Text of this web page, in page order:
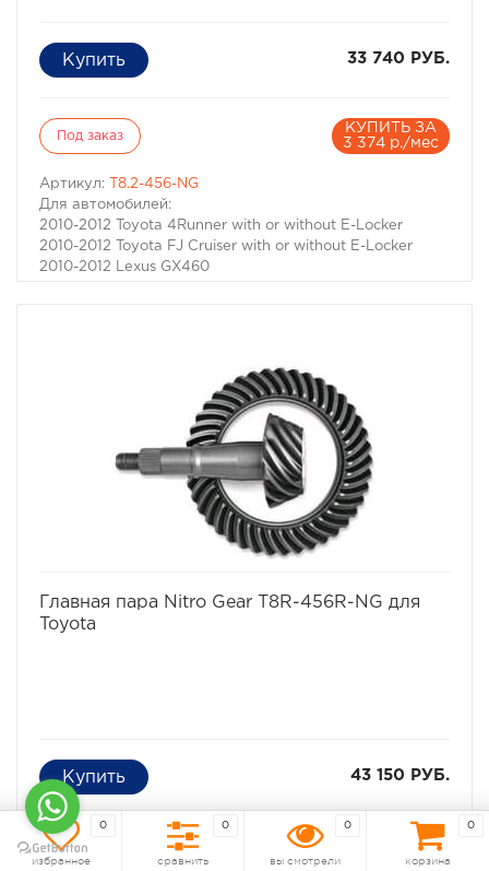
33 740 РУБ.
Под заказ
КУПИТЬ ЗА
3 374 р./мес
Артикул:
T8.2-456-NG
Для автомобилей:
2010-2012 Toyota 4Runner with or without E-Locker
2010-2012 Toyota FJ Cruiser with or without E-Locker
2010-2012 Lexus GX460
2010-2012 Toyota FJ Cruiser with or without E-Locker
2009-2012 Land Cruiser Prado 150 with or without E-
Дифференциал: Toyota 8.2" Standard Rotation
Передаточное число ГП: 4.56
Кол-во шлицов ведущей шестерни: 29
Главная пара Nitro Gear T8R-456R-NG для
Toyota
43 150 РУБ.
Под заказ
КУПИТЬ ЗА
4 315 р./мес
0
избранное
0
сравнить
0
вы смотрели
0
корзина